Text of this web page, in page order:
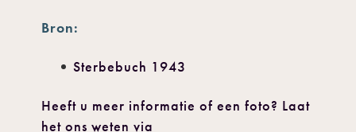
Bron:
Sterbebuch 1943
Heeft u meer informatie of een foto? Laat
het ons weten via